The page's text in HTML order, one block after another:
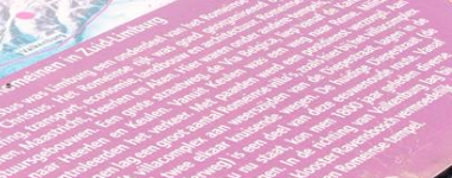
Römerzeit gab es hier zwei sich
man vor 1800 Jahren mehrere
Ravensbosch befand sich
Übersetzungsdienstes automatisch